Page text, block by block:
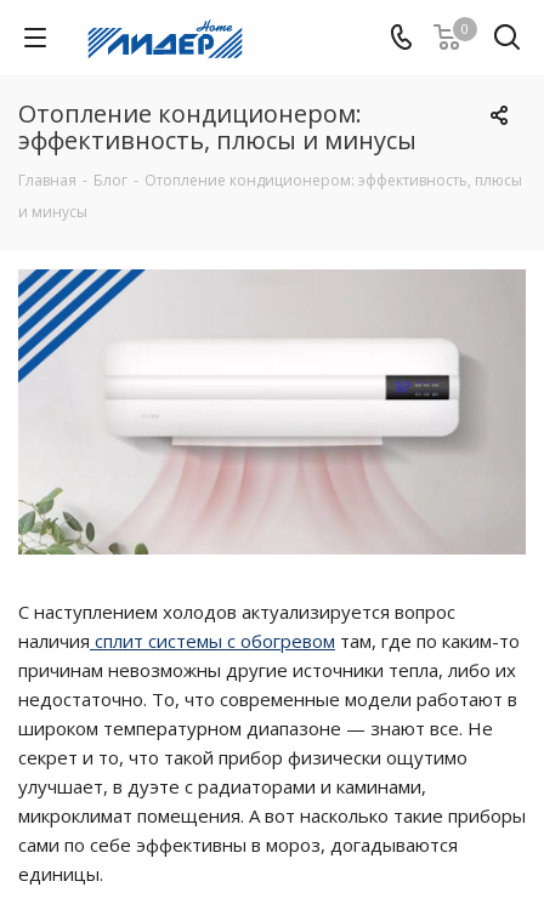
0
Отопление кондиционером:
эффективность, плюсы и минусы
Главная - Блог - Отопление кондиционером: эффективность, плюсы
и минусы
С наступлением холодов актуализируется вопрос
наличия сплит системы с обогревом там, где по каким-то
причинам невозможны другие источники тепла, либо их
недостаточно. То, что современные модели работают в
широком температурном диапазоне — знают все. Не
секрет и то, что такой прибор физически ощутимо
улучшает, в дуэте с радиаторами и каминами,
микроклимат помещения. А вот насколько такие приборы
сами по себе эффективны в мороз, догадываются
единицы.